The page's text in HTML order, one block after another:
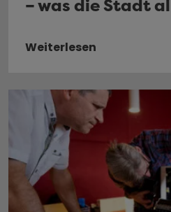
– was die Stadt
Weiterlesen